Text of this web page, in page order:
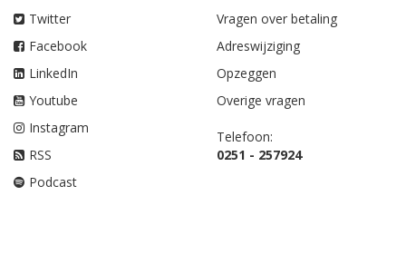
Twitter
Facebook
LinkedIn
Youtube
Instagram
RSS
Podcast
Vragen over betaling
Adreswijziging
Opzeggen
Overige vragen
Telefoon:
0251 - 257924